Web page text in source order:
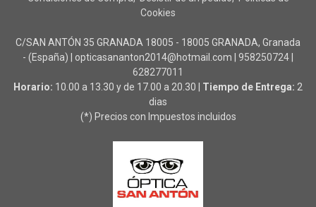
Cookies
C/SAN ANTÓN 35 GRANADA 18005 - 18005 GRANADA, Granada
- (España) | opticasananton2014@hotmail.com | 958250724
628277011
Horario: 10.00 a 13.30 y de 17.00 a 20.30 | Tiempo de Entrega: 2
dias
(*) Precios con Impuestos incluidos